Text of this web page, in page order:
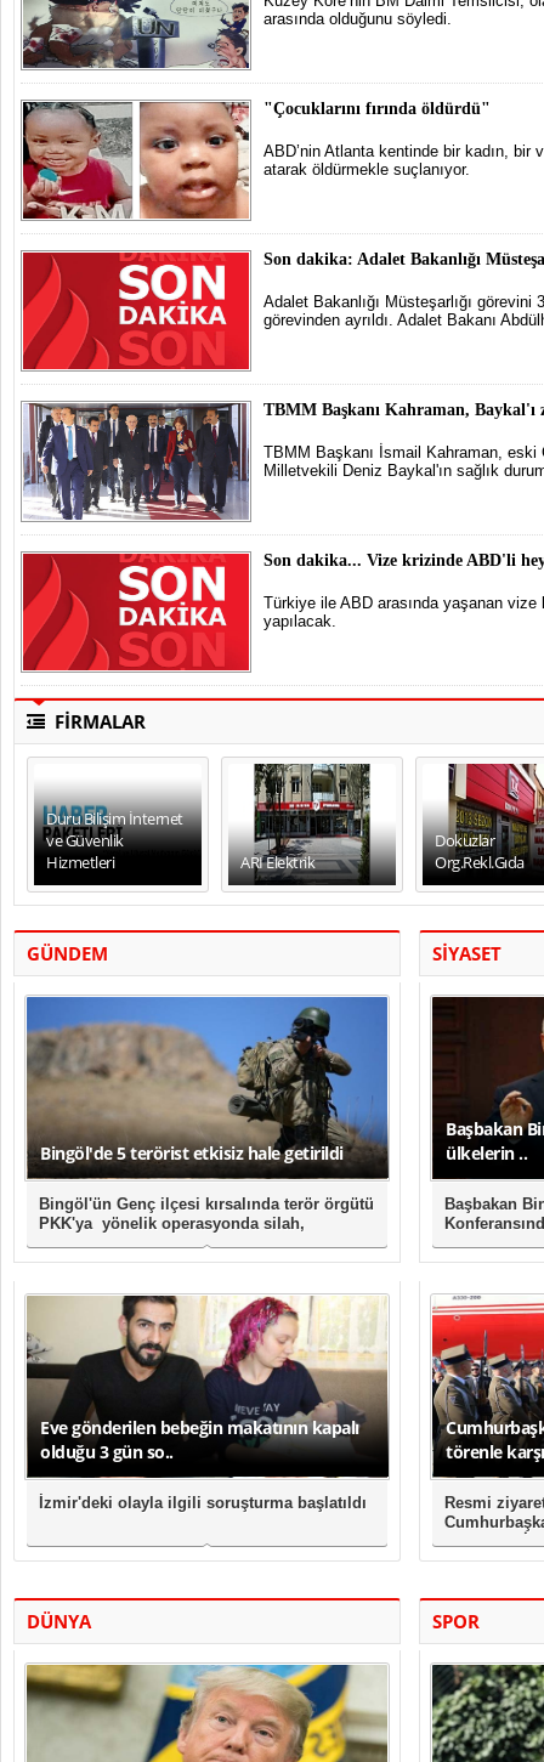
arasında olduğunu söyledi.
"Çocuklarını fırında öldürdü"
ABD’nin Atlanta kentinde bir kadın, bir
atarak öldürmekle suçlanıyor.
Son dakika: Adalet Bakanlığı
Adalet Bakanlığı Müsteşarlığı görevini
görevinden ayrıldı. Adalet Bakanı
TBMM Başkanı Kahraman, Baykal'ı
TBMM Başkanı İsmail Kahraman, eski
Milletvekili Deniz Baykal'ın sağlık
Son dakika... Vize krizinde ABD'li
Türkiye ile ABD arasında yaşanan vize
yapılacak.
FİRMALAR
Duru Bilişim İnternet
ve Güvenlik
Hizmetleri
ARI Elektrik
Dokuzlar
Org.Rekl.Gıda
GÜNDEM
Bingöl'de 5 terörist etkisiz hale getirildi
Bingöl'ün Genç ilçesi kırsalında terör örgütü
PKK'ya yönelik operasyonda silah,
mühimmat ve 174 kil..
Eve gönderilen bebeğin makatının kapalı
olduğu 3 gün so..
İzmir'deki olayla ilgili soruşturma başlatıldı
SİYASET
Başbakan
ülkelerin ..
Başbakan
saldırıların
törenle
Resmi
DÜNYA SPOR